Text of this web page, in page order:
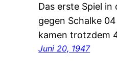
Das erste Spiel
gegen Schalke
kamen trotzdem
Juni 20, 1947